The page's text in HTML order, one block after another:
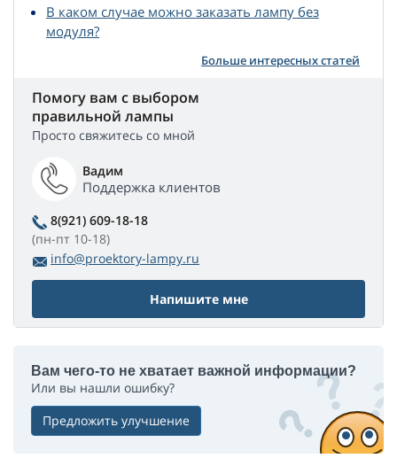
В каком случае можно заказать лампу без
модуля?
Больше интересных статей
Помогу вам с выбором
правильной лампы
Просто свяжитесь со мной
Вадим
Поддержка клиентов
8(921) 609-18-18
(пн-пт 10-18)
info@proektory-lampy.ru
Напишите мне
Вам чего-то не хватает важной информации?
Или вы нашли ошибку?
Предложить улучшение